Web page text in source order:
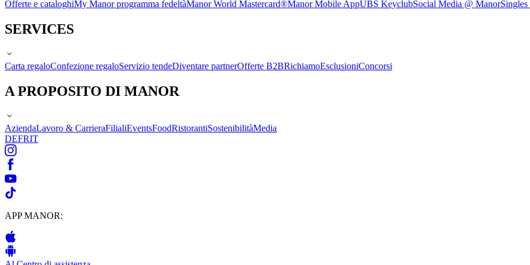
Offerte e cataloghiMy Manor programma fedeltàManor World Mastercard®Manor Mobile AppUBS KeyclubSocial Media @ Manor
SERVICES
Carta regaloConfezione regaloServizio tendeDiventare partnerOfferte B2BRichiamoEsclusioniConcorsi
A PROPOSITO DI MANOR
AziendaLavoro & CarrieraFilialiEventsFoodRistorantiSostenibilitàMedia
DEFRIT
APP MANOR: